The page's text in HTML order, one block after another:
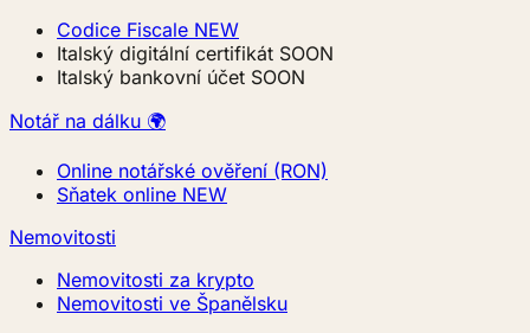
Codice Fiscale NEW
Italský digitální certifikát SOON
Italský bankovní účet SOON
Notář na dálku 🌍
Online notářské ověření (RON)
Sňatek online NEW
Nemovitosti
Nemovitosti za krypto
Nemovitosti ve Španělsku